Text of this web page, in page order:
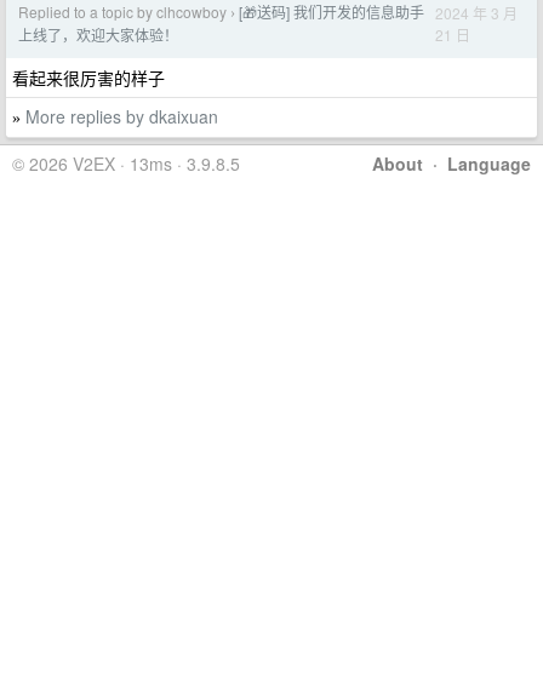
Replied to a topic by clhcowboy › [🎁送码] 我们开发的信息助手
上线了，欢迎大家体验！
2024 年 3 月
21 日
看起来很厉害的样子
» More replies by dkaixuan
About · Language
© 2026 V2EX · 13ms · 3.9.8.5